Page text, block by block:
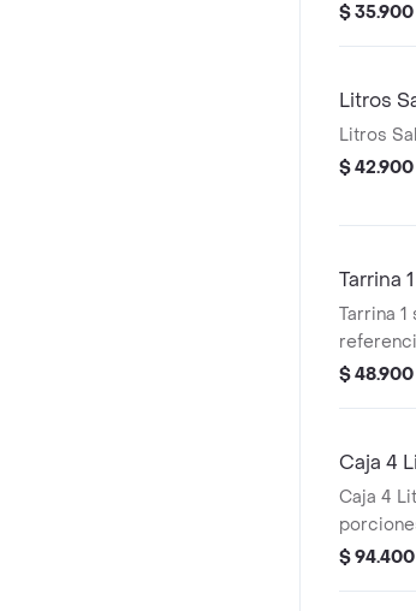
$ 35.900
Litros
Litros
$ 42.900
Tarrina
Tarrina
$ 48.900
Caja 4
Caja 4
$ 94.400